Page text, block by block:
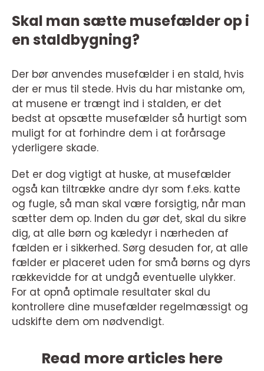
Skal man sætte musefælder op i
en staldbygning?
Der bør anvendes musefælder i en stald, hvis
der er mus til stede. Hvis du har mistanke om,
at musene er trængt ind i stalden, er det
bedst at opsætte musefælder så hurtigt som
muligt for at forhindre dem i at forårsage
yderligere skade.
Det er dog vigtigt at huske, at musefælder
også kan tiltrække andre dyr som f.eks. katte
og fugle, så man skal være forsigtig, når man
sætter dem op. Inden du gør det, skal du sikre
dig, at alle børn og kæledyr i nærheden af
fælden er i sikkerhed. Sørg desuden for, at alle
fælder er placeret uden for små børns og dyrs
rækkevidde for at undgå eventuelle ulykker.
For at opnå optimale resultater skal du
kontrollere dine musefælder regelmæssigt og
udskifte dem om nødvendigt.
Read more articles here